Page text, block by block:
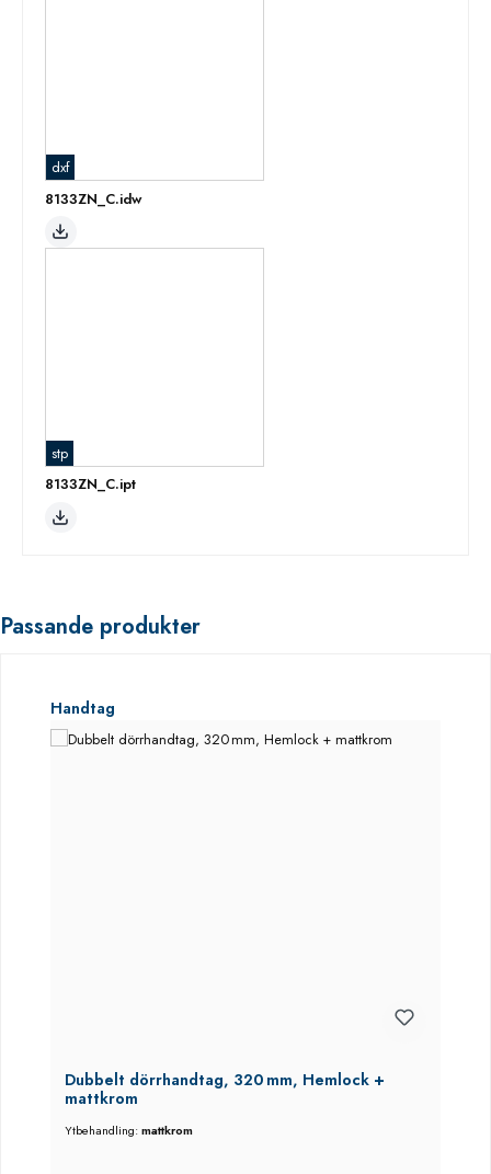
dxf
8133ZN_C.idw
stp
8133ZN_C.ipt
Passande produkter
Hoppa över produktgalleri
Handtag
Dubbelt dörrhandtag, 320 mm, Hemlock +
mattkrom
Ytbehandling:mattkrom